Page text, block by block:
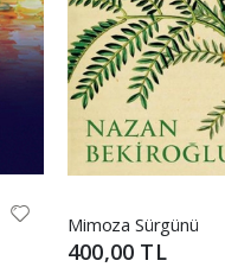
Mimoza Sürgünü
400,00 TL